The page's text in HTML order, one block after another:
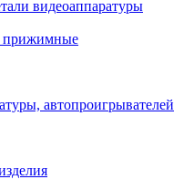
видеоаппаратуры
прижимные
автопроигрывателей